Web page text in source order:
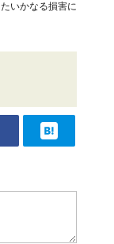
いかなる損害に